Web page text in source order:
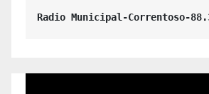
Radio Municipal-Correntoso-